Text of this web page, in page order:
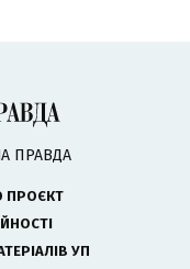
ПРАВДА
ПРОЄКТ
УП